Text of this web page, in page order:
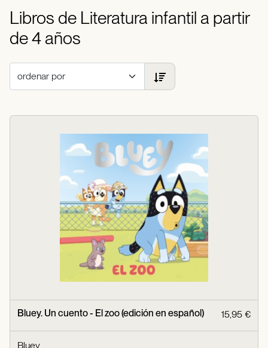
Libros de Literatura infantil a partir
de 4 años
Bluey. Un cuento - El zoo (edición en español) 15,95 €
Bluey